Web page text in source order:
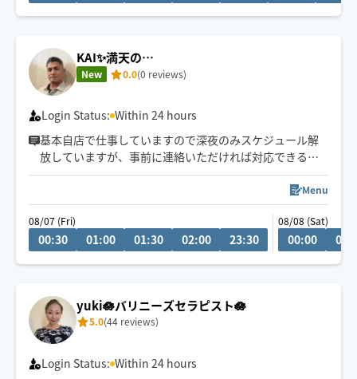
足の浮腫み
末端冷え性
お客様の身体に合った施術でメニューをご提案させて頂
きます👏
小さなお子さまやペットが居るお宅も歓迎です🐶😺
KAI✨満天の…
New 0.0(0 reviews)
Login Status: Within 24 hours
基本自店で仕事していますので深夜のみスケジュール解
放していますが、事前に連絡いただければ対応できる日
もあります
Menu
08/07 (Fri)
00:30 01:00 01:30 02:00 23:30
08/08 (Sat)
00:00
yuki🪷バリニーズセラピスト🪷
5.0(44 reviews)
Login Status: Within 24 hours